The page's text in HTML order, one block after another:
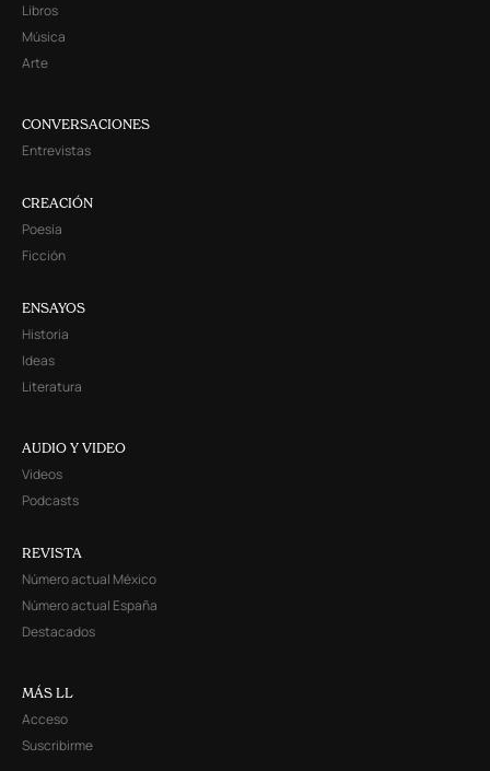
Libros
Música
Arte
CONVERSACIONES
Entrevistas
CREACIÓN
Poesía
Ficción
ENSAYOS
Historia
Ideas
Literatura
AUDIO Y VIDEO
Videos
Podcasts
REVISTA
Número actual México
Número actual España
Destacados
MÁS LL
Acceso
Suscribirme